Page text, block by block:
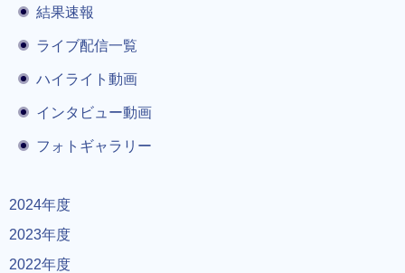
結果速報
ライブ配信一覧
ハイライト動画
インタビュー動画
フォトギャラリー
2024年度
2023年度
2022年度